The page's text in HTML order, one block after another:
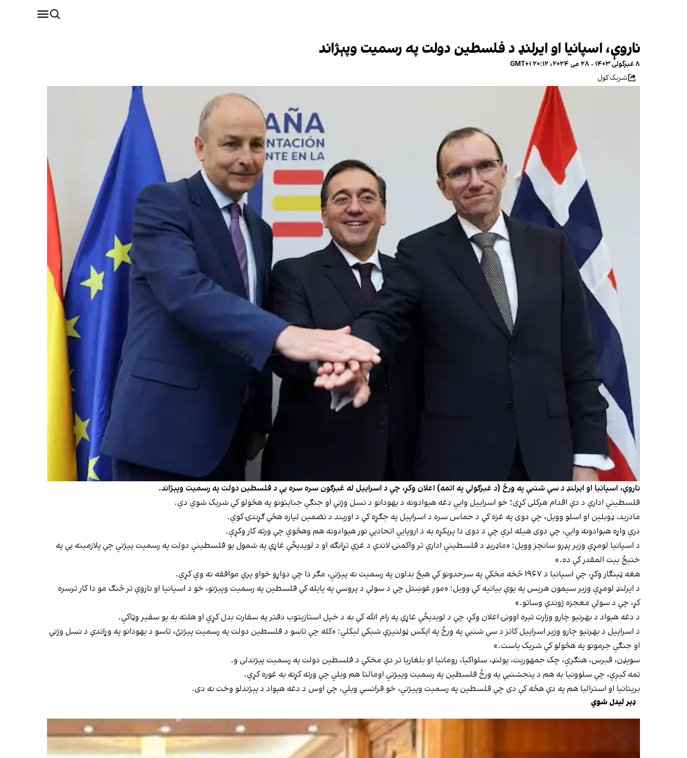
ناروې، اسپانیا او ایرلنډ د فلسطین دولت په رسمیت وپېژاند
۸ غبرگولی ۱۴۰۳ - ۲۸ می ۲۰۲۴، ۲۰:۱۲ GMT+۱
شریک کول
ناروې، اسپانیا او ایرلنډ د سې شنبې په ورځ (د غبرګولي په اتمه) اعلان وکړ، چې د اسراییل له غبرګون سره سره یې د فلسطین دولت په رسمیت وپېژاند.
فلسطیني ادارې د دې اقدام هرکلی کړی؛ خو اسراییل وايي دغه هېوادونه د یهودانو د نسل وژنې او جنګي جنایتونو په هڅولو کې شریک شوي دي.
مادرید، ډوبلین او اسلو وویل، چې دوی په غزه کې د حماس سره د اسراییل په جګړه کې د اوربند د تضمین لپاره هڅې ګړندۍ کوي.
درې واړه هېوادونه وايي، چې دوی هیله لري چې د دوی دا پرېکړه به د اروپایي اتحادیې نور هېوادونه هم وهڅوي چې ورته کار وکړي.
د اسپانیا لومړي وزیر پډرو سانچز وویل: «ماډریډ د فلسطیني ادارې تر واکمنۍ لاندې د غزې تړانګه او د لویدیځې غاړې په شمول یو فلسطیني دولت په رسمیت پیژني چې پلازمینه یې په
ختیځ بیت المقدر کې ده.»
هغه ټینګار وکړ، چې اسپانیا د ۱۹۶۷ څخه مخکې په سرحدونو کې هېڅ بدلون په رسمیت نه پیژني، مګر دا چې دواړو خواو پرې موافقه نه وي کړي.
د ایرلنډ لومړي وزیر سیمون هریس په یوې بیانیه کې وویل: «موږ غوښتل چې د سولې د پروسې په پایله کې فلسطین په رسمیت وپېژنو، خو د اسپانیا او ناروې تر څنګ مو دا کار ترسره
کړ، چې د سولې معجزه ژوندې وساتو.»
د دغه هېواد د بهرنیو چارو وزارت تېره اوونۍ اعلان وکړ، چې د لویدیځې غاړې په رام الله کې به د خپل استازیتوب دفتر په سفارت بدل کړي او هلته به یو سفیر وټاکي.
د اسراییل د بهرنیو چارو وزیر اسراییل کاتز د سې شنبې په ورځ په اېکس ټولنیزې شبکې لیکلي: «کله چې تاسو د فلسطین دولت په رسمیت پیژنئ، تاسو د یهودانو په وړاندې د نسل وژنې
او جنګي جرمونو په هڅولو کې شریک یاست.»
سویډن، قبرس، هنګري، چک جمهوریت، پولنډ، سلواکیا، رومانیا او بلغاریا تر دې مخکې د فلسطین دولت په رسمیت پېژندلی و.
تمه کیږي، چې سلوونیا به هم د پنجشنبې په ورځ فلسطین په رسمیت وپیژني اومالتا هم ویلي چې ورته کړنه به غوره کړي.
بریتانیا او استرالیا هم په دې هڅه کې دی چې فلسطین په رسمیت وپیژني، خو فرانسې ویلي، چې اوس د دغه هېواد د پېژندلو وخت نه دی.
ډېر لیدل شوي